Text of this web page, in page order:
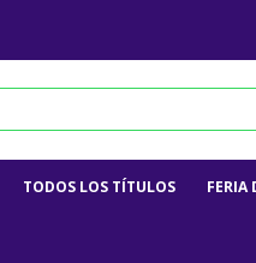
TODOS LOS TÍTULOS FERIA